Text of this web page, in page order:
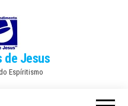
de Jesus
Espíritismo